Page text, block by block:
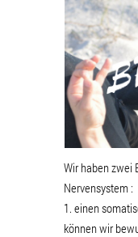
Wir haben zwei
Nervensystem :
1. einen
können wir